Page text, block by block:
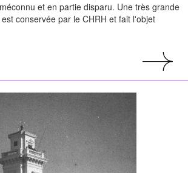
et en partie disparu. Une très grande
conservée par le CHRH et fait l'objet